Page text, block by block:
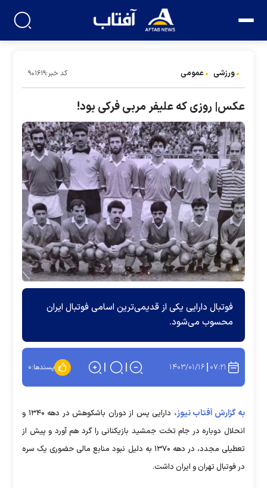
ورزشی عمومی کد خبر:۹۰۱۶۱۹
عکس| روزی که علیفر مربی فرکی بود!
فوتبال دارایی یکی از قدیمی‌ترین اسامی فوتبال ایران
محسوب می‌شود.
۰۷:۲۱ ۱۴۰۳/۰۱/۱۶ پسندها:۰
به گزارش آفتاب نیوز،
دارایی پس از دوران باشکوهش در دهه ۱۳۴۰ و
انحلال دوباره در جام تخت جمشید بازیکنانی را گرد هم آورد و پیش از
تعطیلی مجدد، در دهه ۱۳۷۰ به دلیل نبود منابع مالی حضوری یک سره
در فوتبال تهران و ایران داشت.